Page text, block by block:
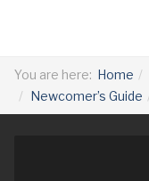
You are here: Home
Newcomer’s Guide